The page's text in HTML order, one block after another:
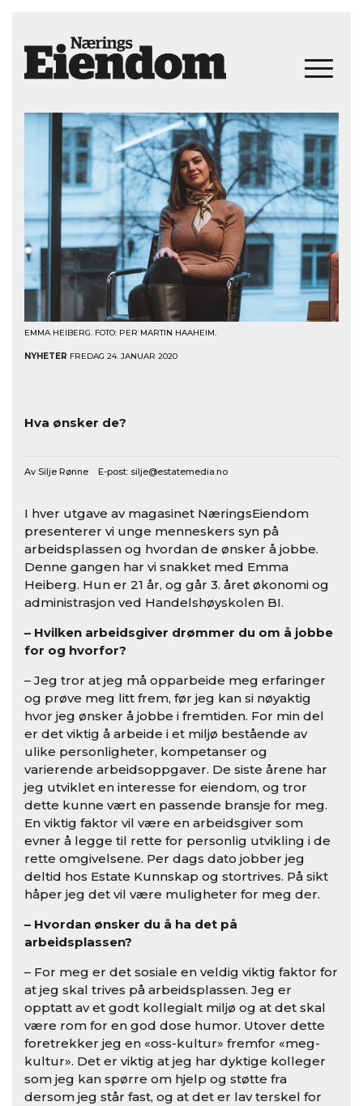
EMMA HEIBERG. FOTO: PER MARTIN HAAHEIM.
NYHETER FREDAG 24. JANUAR 2020
Hva ønsker de?
Av Silje Rønne E-post: silje@estatemedia.no
I hver utgave av magasinet NæringsEiendom
presenterer vi unge menneskers syn på
arbeidsplassen og hvordan de ønsker å jobbe.
Denne gangen har vi snakket med Emma
Heiberg. Hun er 21 år, og går 3. året økonomi og
administrasjon ved Handelshøyskolen BI.
– Hvilken arbeidsgiver drømmer du om å jobbe
for og hvorfor?
– Jeg tror at jeg må opparbeide meg erfaringer
og prøve meg litt frem, før jeg kan si nøyaktig
hvor jeg ønsker å jobbe i fremtiden. For min del
er det viktig å arbeide i et miljø bestående av
ulike personligheter, kompetanser og
varierende arbeidsoppgaver. De siste årene har
jeg utviklet en interesse for eiendom, og tror
dette kunne vært en passende bransje for meg.
En viktig faktor vil være en arbeidsgiver som
evner å legge til rette for personlig utvikling i de
rette omgivelsene. Per dags dato jobber jeg
deltid hos Estate Kunnskap og stortrives. På sikt
håper jeg det vil være muligheter for meg der.
– Hvordan ønsker du å ha det på
arbeidsplassen?
– For meg er det sosiale en veldig viktig faktor for
at jeg skal trives på arbeidsplassen. Jeg er
opptatt av et godt kollegialt miljø og at det skal
være rom for en god dose humor. Utover dette
foretrekker jeg en «oss-kultur» fremfor «meg-
kultur». Det er viktig at jeg har dyktige kolleger
som jeg kan spørre om hjelp og støtte fra
dersom jeg står fast, og at det er lav terskel for